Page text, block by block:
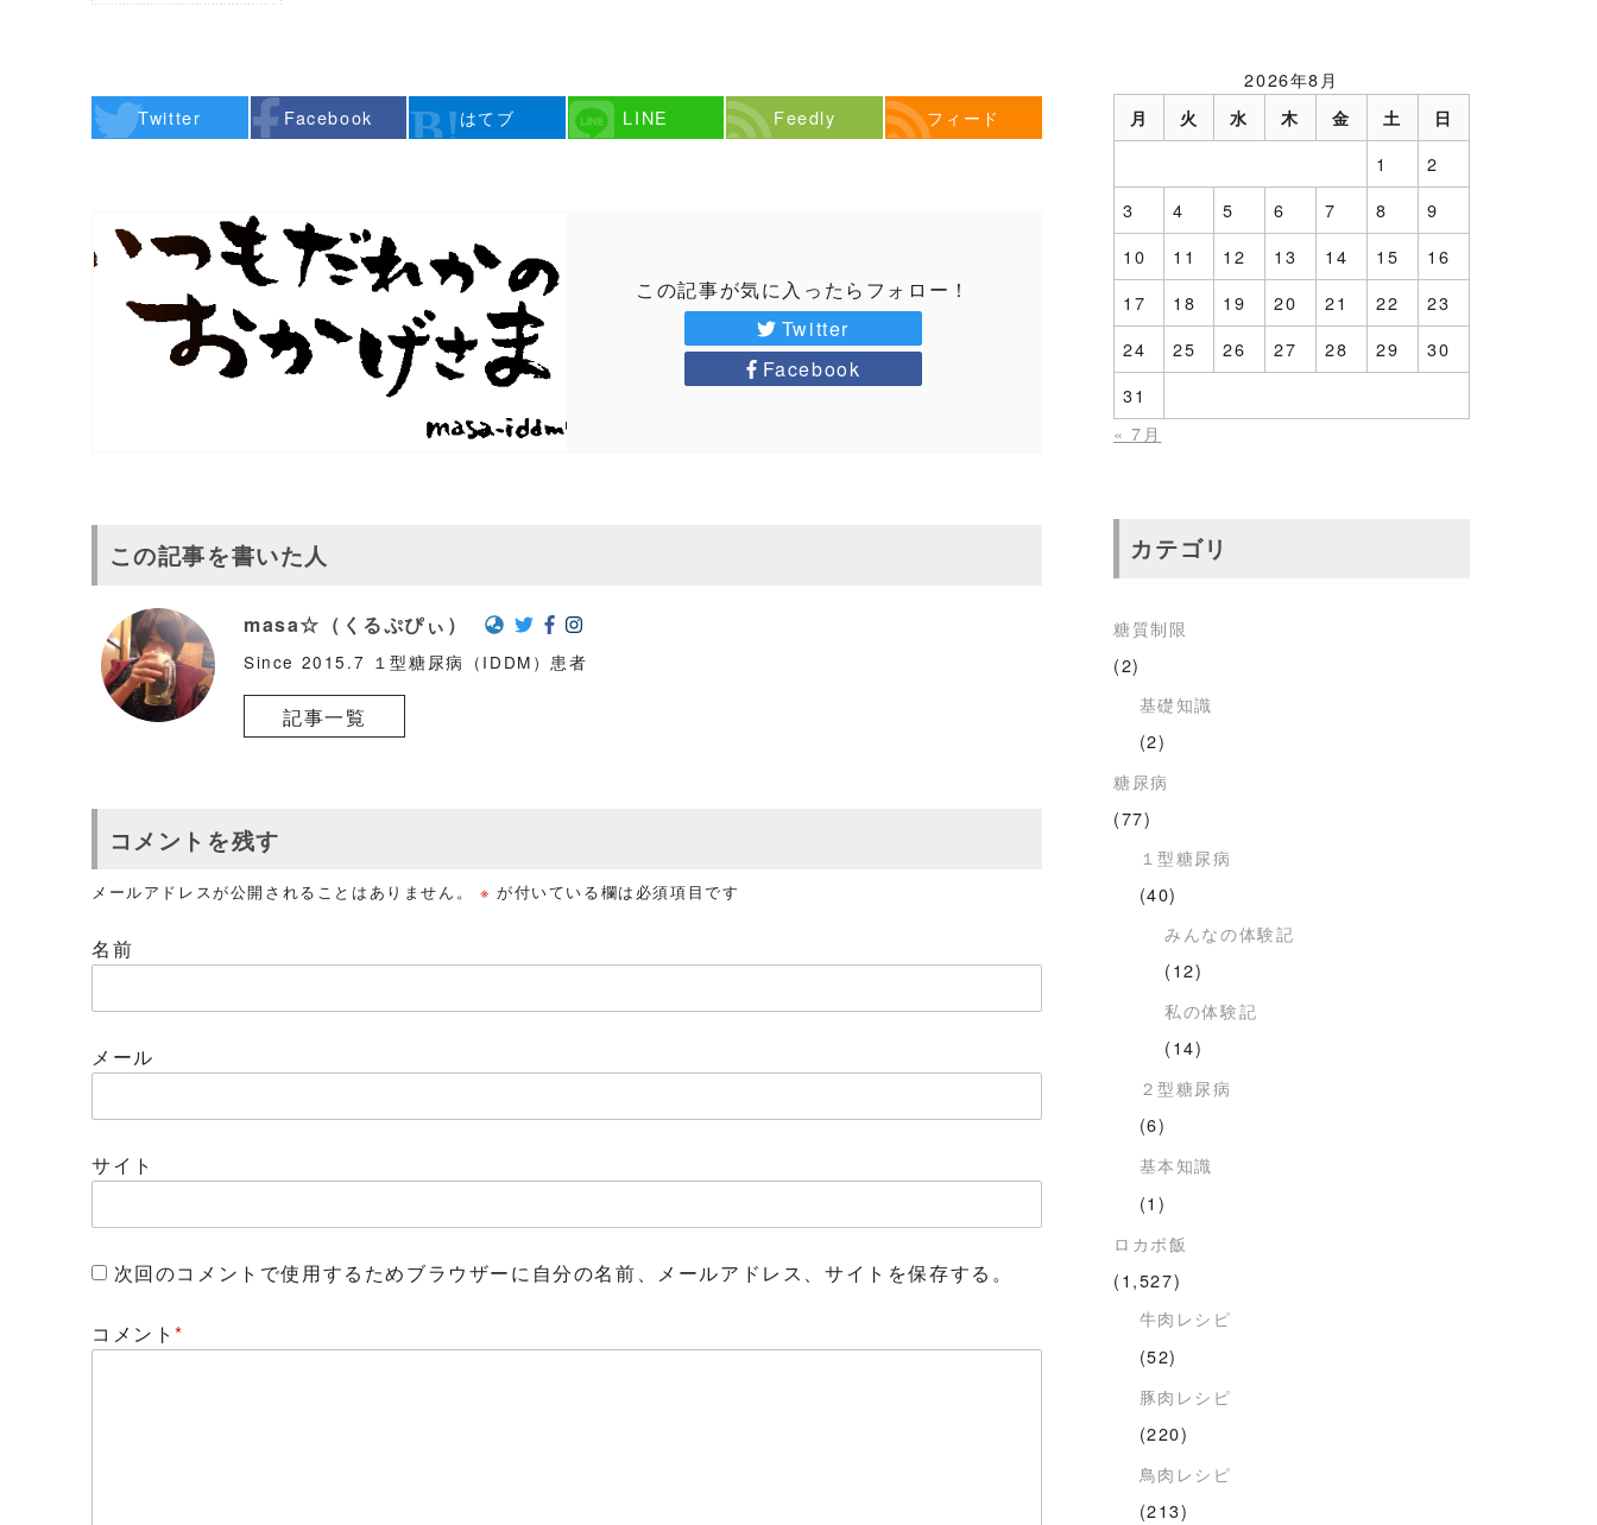
Twitter Facebook はてブ LINE Feedly フィード
この記事が気に入ったらフォロー！
Twitter
Facebook
この記事を書いた人
masa☆（くるぷぴぃ）
Since 2015.7 １型糖尿病（IDDM）患者
記事一覧
コメントを残す
メールアドレスが公開されることはありません。 ※ が付いている欄は必須項目です
名前
メール
サイト
次回のコメントで使用するためブラウザーに自分の名前、メールアドレス、サイトを保存する。
コメント*
2026年8月
月 火 水 木 金 土 日
1
2
3
4 5 6 7 8
9
10
11 12 13 14 15
16
17
18 19 20 21 22
23
24
25 26 27 28 29
30
31
« 7月
カテゴリ
糖質制限
(2)
基礎知識
(2)
糖尿病
(77)
１型糖尿病
(40)
みんなの体験記
(12)
私の体験記
(14)
２型糖尿病
(6)
基本知識
(1)
ロカボ飯
(1,527)
牛肉レシピ
(52)
豚肉レシピ
(220)
鳥肉レシピ
(213)